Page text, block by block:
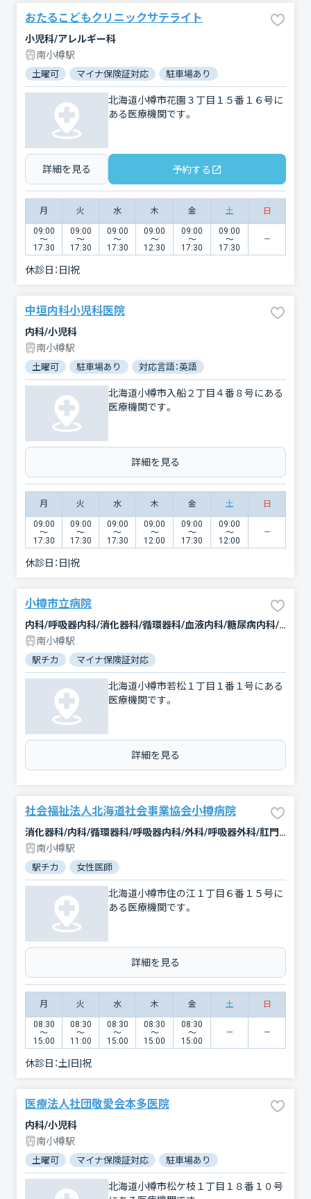
おたるこどもクリニックサテライト
小児科/アレルギー科
南小樽駅
土曜可 マイナ保険証対応 駐車場あり
北海道小樽市花園３丁目１５番１６号に
ある医療機関です。
詳細を見る 予約する
月 火 水 木 金 土 日
09:00
〜
17:30
09:00
〜
17:30
09:00
〜
17:30
09:00
〜
12:30
09:00
〜
17:30
09:00
〜
17:30
休診日： 日|祝
中垣内科小児科医院
内科/小児科
南小樽駅
土曜可 駐車場あり 対応言語：英語
北海道小樽市入船２丁目４番８号にある
医療機関です。
詳細を見る
月 火 水 木 金 土 日
09:00
〜
17:30
09:00
〜
17:30
09:00
〜
17:30
09:00
〜
12:00
09:00
〜
17:30
09:00
〜
12:00
休診日： 日|祝
小樽市立病院
内科/呼吸器内科/消化器科/循環器科/血液内科/糖尿病内科/内分泌科/腎臓内科・外科/神経内科/腫瘍内科・外科/外科/心臓血管外科/脳神経外科/整形外科/形成外科/精神科・神経科/リウマチ科/小児科/皮膚科/泌尿器科/産婦人科/眼科/耳鼻咽喉科/放射線科/臨床検査・病理診断/麻酔科
南小樽駅
駅チカ マイナ保険証対応
北海道小樽市若松１丁目１番１号にある
医療機関です。
詳細を見る
社会福祉法人北海道社会事業協会小樽病院
消化器科/内科/循環器科/呼吸器内科/外科/呼吸器外科/肛門科/整形外科/産婦人科/小児科/麻酔科/放射線科
南小樽駅
駅チカ 女性医師
北海道小樽市住の江１丁目６番１５号に
ある医療機関です。
詳細を見る
月 火 水 木 金 土 日
08:30
〜
15:00
08:30
〜
11:00
08:30
〜
15:00
08:30
〜
15:00
08:30
〜
15:00
休診日：土|日|祝
医療法人社団敬愛会本多医院
内科/小児科
南小樽駅
土曜可 マイナ保険証対応 駐車場あり
北海道小樽市松ケ枝１丁目１８番１０号